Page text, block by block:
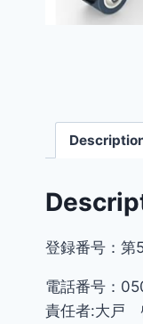
登録番号：
電話番号：
責任者:大戸